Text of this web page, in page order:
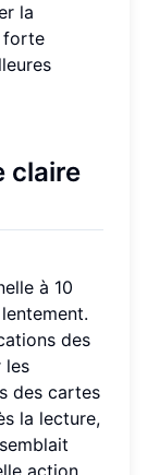
la
forte
claire
à 10
des
les
des cartes
la lecture,
action